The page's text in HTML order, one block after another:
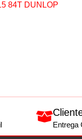
84T DUNLOP
Entrega